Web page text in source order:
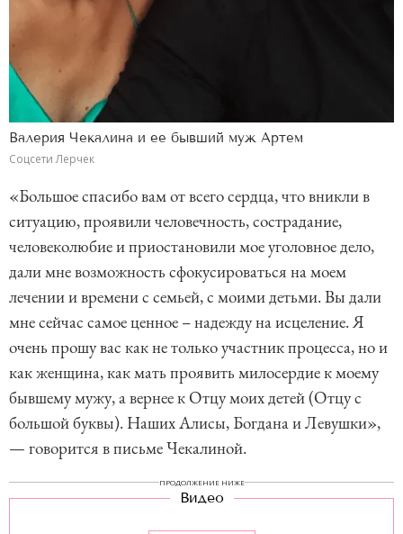
Валерия Чекалина и ее бывший муж Артем
Соцсети Лерчек
«Большое спасибо вам от всего сердца, что вникли в
ситуацию, проявили человечность, сострадание,
человеколюбие и приостановили мое уголовное дело,
дали мне возможность сфокусироваться на моем
лечении и времени с семьей, с моими детьми. Вы дали
мне сейчас самое ценное – надежду на исцеление. Я
очень прошу вас как не только участник процесса, но и
как женщина, как мать проявить милосердие к моему
бывшему мужу, а вернее к Отцу моих детей (Отцу с
большой буквы). Наших Алисы, Богдана и Левушки»,
— говорится в письме Чекалиной.
ПРОДОЛЖЕНИЕ НИЖЕ
Видео